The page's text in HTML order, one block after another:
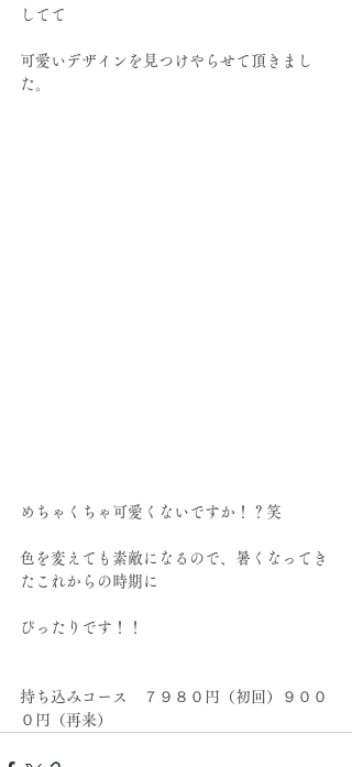
してて
可愛いデザインを見つけやらせて頂きまし
た。
めちゃくちゃ可愛くないですか！？笑
色を変えても素敵になるので、暑くなってき
たこれからの時期に
ぴったりです！！
持ち込みコース　７９８０円（初回）９００
０円（再来）